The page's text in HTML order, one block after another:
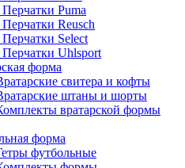
Перчатки Puma
Перчатки Reusch
Перчатки Select
Перчатки Uhlsport
форма
свитера и кофты
штаны и шорты
вратарской формы
форма
футбольные